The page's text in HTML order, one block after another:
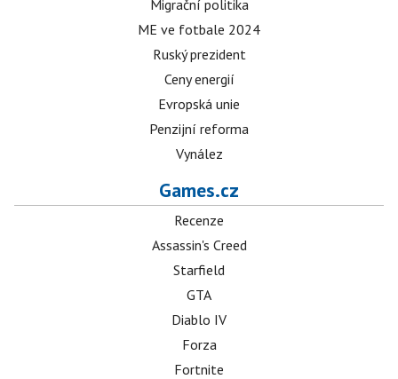
Migrační politika
ME ve fotbale 2024
Ruský prezident
Ceny energií
Evropská unie
Penzijní reforma
Vynález
Games.cz
Recenze
Assassin's Creed
Starfield
GTA
Diablo IV
Forza
Fortnite